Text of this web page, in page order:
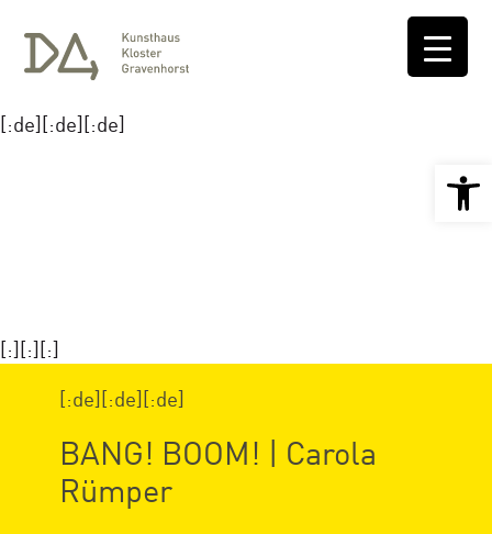
[:de][:de][:de]
[:][:][:]
[:de][:de][:de]
BANG! BOOM! | Carola
Rümper